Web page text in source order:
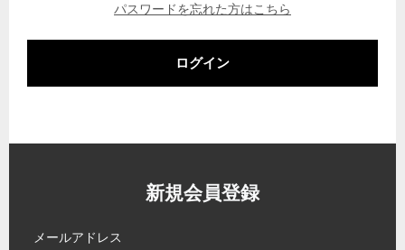
パスワードを忘れた方はこちら
ログイン
新規会員登録
メールアドレス